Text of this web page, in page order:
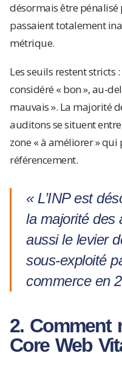
désormais être
passaient totalement
métrique.
Les seuils restent stricts :
considéré « bon », au-
mauvais ». La majorité
auditons se situent
zone « à améliorer »
référencement.
« L’INP est
la majorité des
aussi le levier
sous-exploité
commerce en
2. Comment
Core Web